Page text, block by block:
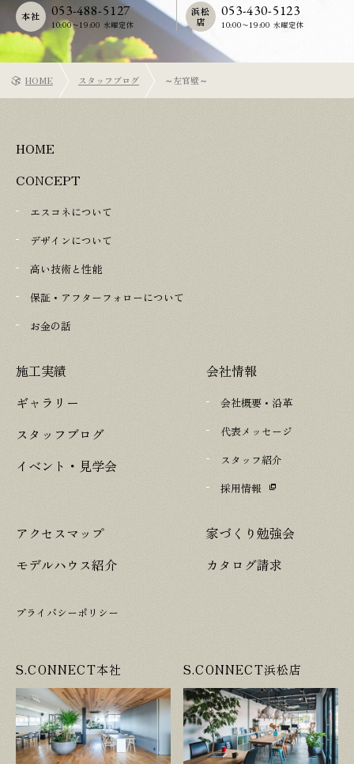
053-488-5127
10:00〜19:00 水曜定休
本社 053-430-5123
10:00〜19:00 水曜定休
浜松
店
HOME スタッフブログ ～左官壁～
HOME
CONCEPT
エスコネについて
デザインについて
高い技術と性能
保証・アフターフォローについて
お金の話
施工実績
ギャラリー
スタッフブログ
イベント・見学会
会社情報
会社概要・沿革
代表メッセージ
スタッフ紹介
採用情報
アクセスマップ
モデルハウス紹介
家づくり勉強会
カタログ請求
プライバシーポリシー
S.CONNECT本社 S.CONNECT浜松店